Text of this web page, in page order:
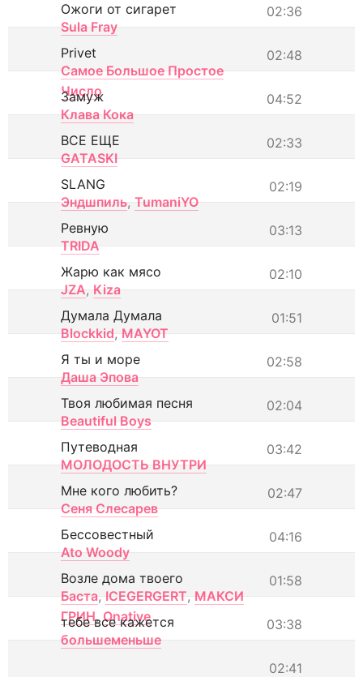
02:36
Ожоги от сигарет
Sula Fray
02:48
Privet
Самое Большое Простое
Число
04:52
Замуж
Клава Кока
02:33
ВСЕ ЕЩЕ
GATASKI
02:19
SLANG
Эндшпиль, TumaniYO
03:13
Ревную
TRIDA
02:10
Жарю как мясо
JZA, Kiza
01:51
Думала Думала
Blockkid, MAYOT
02:58
Я ты и море
Даша Эпова
02:04
Твоя любимая песня
Beautiful Boys
03:42
Путеводная
МОЛОДОСТЬ ВНУТРИ
02:47
Мне кого любить?
Сеня Слесарев
04:16
Бессовестный
Ato Woody
01:58
Возле дома твоего
Баста, ICEGERGERT, МАКСИ
ГРИН, Onative 03:38
тебе все кажется
большеменьше
02:41